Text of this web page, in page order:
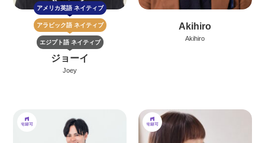
アメリカ英語 ネイティブ
アラビック語 ネイティブ
エジプト語 ネイティブ
ジョーイ
Joey
Akihiro
Akihiro